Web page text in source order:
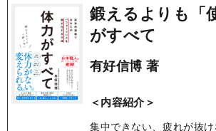
鍛えるよりも「
がすべて
有好信博 著
＜内容紹介＞
集中できない、疲れが抜